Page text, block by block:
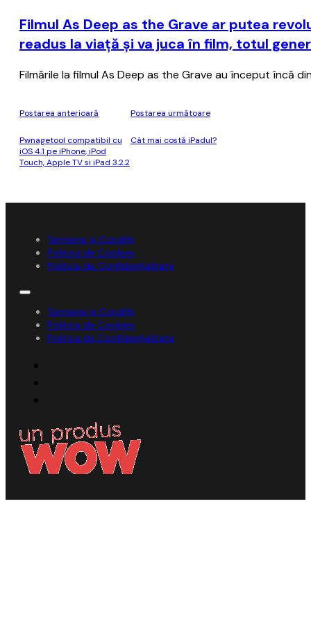
Filmul As Deep as the Grave ar putea
readus la viaţă şi va juca în film, totul
Filmările la filmul As Deep as the Grave au început încă
Postarea anterioară
Pwnagetool compatibil cu
iOS 4.1 pe iPhone, iPod
Touch, Apple TV si iPad 3.2.2
Postarea următoare
Cât mai costă iPadul?
Termene și Condiții
Politica de Cookies
Politica de Confidențialitate
Termene și Condiții
Politica de Cookies
Politica de Confidențialitate